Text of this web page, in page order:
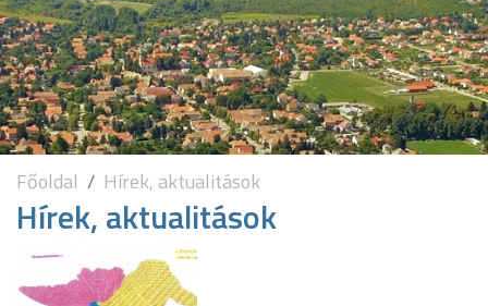
Főoldal Hírek, aktualitások
Hírek, aktualitások